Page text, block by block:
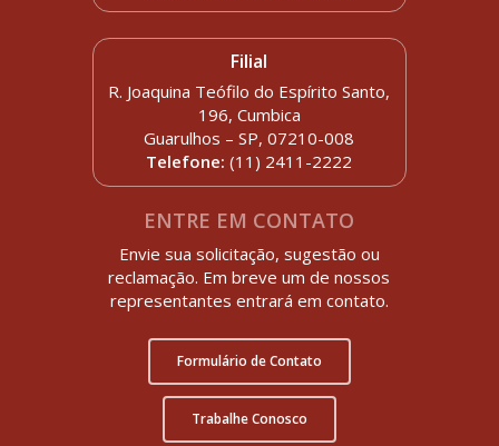
Filial
R. Joaquina Teófilo do Espírito Santo,
196, Cumbica
Guarulhos – SP, 07210-008
Telefone: (11) 2411-2222
ENTRE EM CONTATO
Envie sua solicitação, sugestão ou
reclamação. Em breve um de nossos
representantes entrará em contato.
Formulário de Contato
Trabalhe Conosco